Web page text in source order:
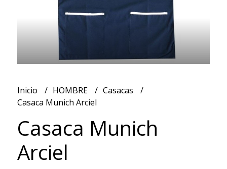
Inicio HOMBRE
Casacas
Casaca Munich Arciel
Casaca Munich
Arciel